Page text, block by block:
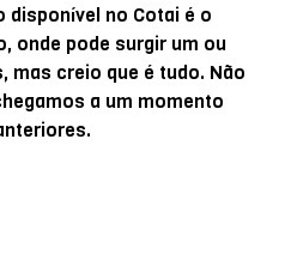
disponível no Cotai é o
onde pode surgir um ou
mas creio que é tudo. Não
a um momento